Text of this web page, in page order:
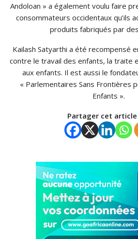
Andoloan » a également voulu faire
consommateurs occidentaux qu’ils
produits fabriqués par
Kailash Satyarthi a été recompensé
contre le travail des enfants, la traite
aux enfants. Il est aussi le
« Parlementaires Sans Frontières
Enfants ».
Partager cet